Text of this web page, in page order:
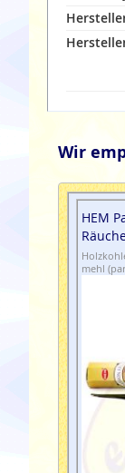
Wir
HEM
mehl